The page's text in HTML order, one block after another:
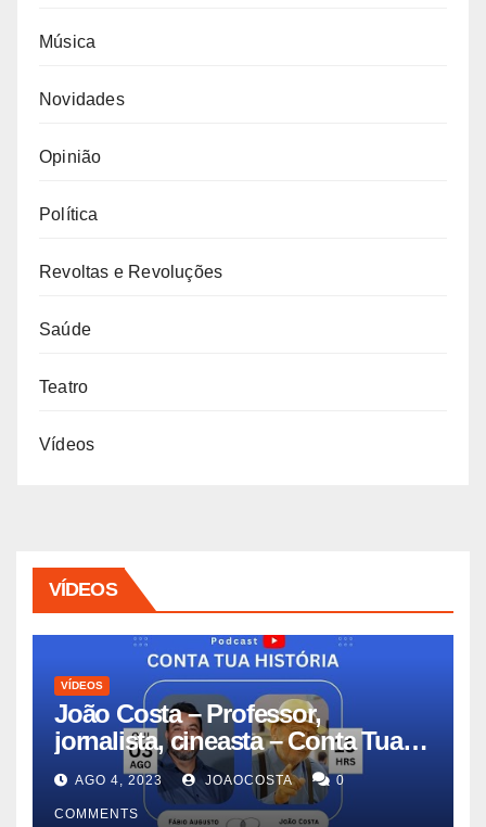
Música
Novidades
Opinião
Política
Revoltas e Revoluções
Saúde
Teatro
Vídeos
VÍDEOS
VÍDEOS
João Costa – Professor,
jornalista, cineasta – Conta Tua
História #11
AGO 4, 2023 JOAOCOSTA 0
COMMENTS